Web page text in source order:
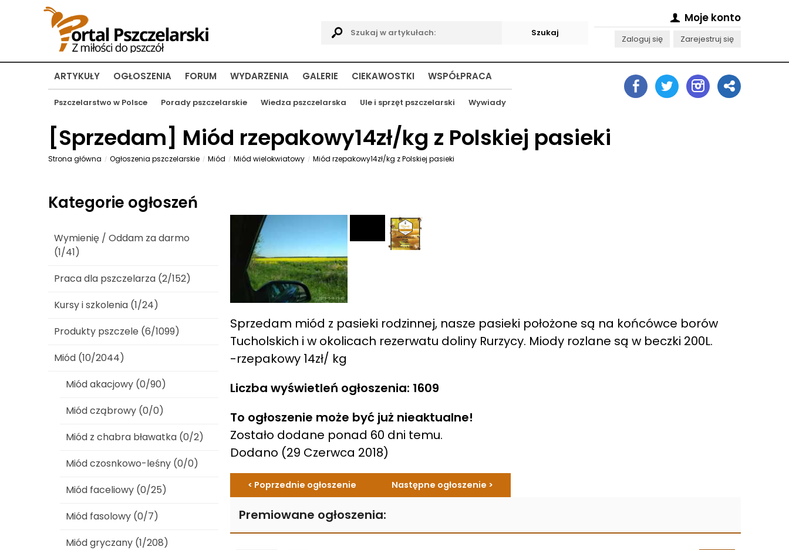
Moje konto
Zaloguj się Zarejestruj się
ARTYKUŁY
Pszczelarstwo w Polsce Porady pszczelarskie Wiedza pszczelarska Ule i sprzęt pszczelarski Wywiady
OGŁOSZENIA FORUM WYDARZENIA GALERIE CIEKAWOSTKI WSPÓŁPRACA
[Sprzedam] Miód rzepakowy14zł/kg z Polskiej pasieki
Strona główna Ogłoszenia pszczelarskie Miód Miód wielokwiatowy Miód rzepakowy14zł/kg z Polskiej pasieki
Sprzedam miód z pasieki rodzinnej, nasze pasieki położone są na końcówce borów
Tucholskich i w okolicach rezerwatu doliny Rurzycy. Miody rozlane są w beczki 200L.
-rzepakowy 14zł/ kg
Liczba wyświetleń ogłoszenia: 1609
To ogłoszenie może być już nieaktualne!
Zostało dodane ponad 60 dni temu.
Dodano (29 Czerwca 2018)
< Poprzednie ogłoszenie Następne ogłoszenie >
Premiowane ogłoszenia:
Kategorie ogłoszeń
Wymienię / Oddam za darmo
(1/41)
Praca dla pszczelarza (2/152)
Kursy i szkolenia (1/24)
Produkty pszczele (6/1099)
Miód (10/2044)
Miód akacjowy (0/90)
Miód cząbrowy (0/0)
Miód z chabra bławatka (0/2)
Miód czosnkowo-leśny (0/0)
Miód faceliowy (0/25)
Miód fasolowy (0/7)
Miód gryczany (1/208)